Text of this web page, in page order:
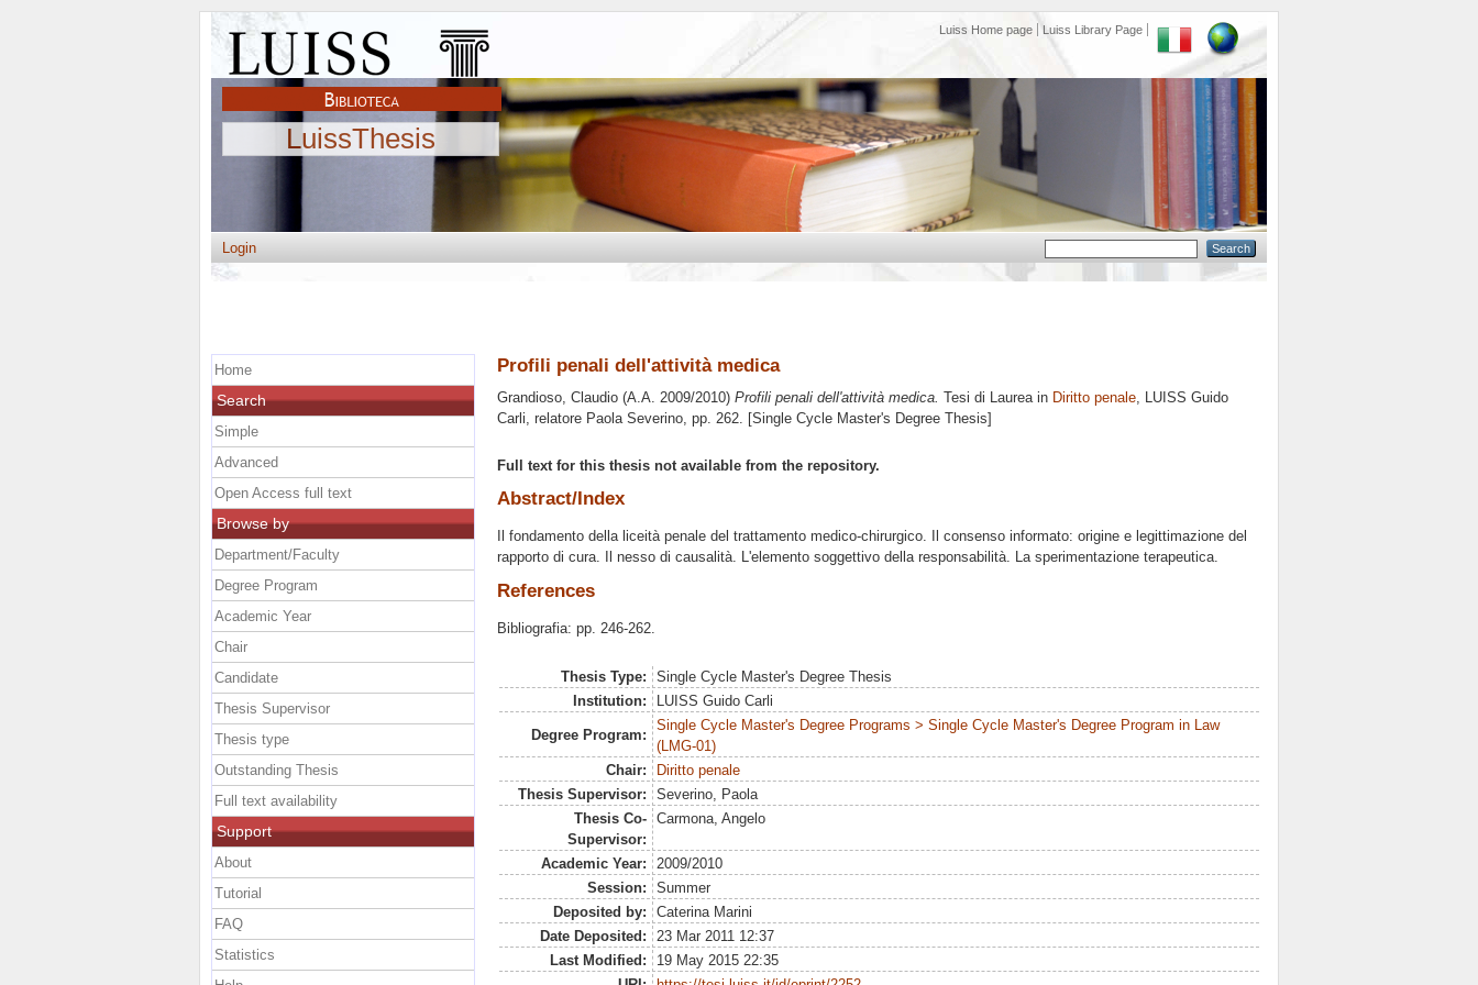
Luiss Home page Luiss Library Page
LuissThesis
Login
Profili penali dell'attività medica
Grandioso, Claudio (A.A. 2009/2010) Profili penali dell'attività medica. Tesi di Laurea in Diritto penale, LUISS Guido
Carli, relatore Paola Severino, pp. 262. [Single Cycle Master's Degree Thesis]
Full text for this thesis not available from the repository.
Abstract/Index
Il fondamento della liceità penale del trattamento medico-chirurgico. Il consenso informato: origine e legittimazione del
rapporto di cura. Il nesso di causalità. L'elemento soggettivo della responsabilità. La sperimentazione terapeutica.
References
Bibliografia: pp. 246-262.
Thesis Type:
Single Cycle Master's Degree Thesis
Institution:
LUISS Guido Carli
Degree Program:
Single Cycle Master's Degree Programs > Single Cycle Master's Degree Program in Law
(LMG-01)
Chair:
Diritto penale
Thesis Supervisor:
Severino, Paola
Thesis Co-
Supervisor:
Carmona, Angelo
Academic Year:
2009/2010
Session:
Summer
Deposited by:
Caterina Marini
Date Deposited:
23 Mar 2011 12:37
Last Modified:
19 May 2015 22:35
Home
Search
Simple
Advanced
Open Access full text
Browse by
Department/Faculty
Degree Program
Academic Year
Chair
Candidate
Thesis Supervisor
Thesis type
Outstanding Thesis
Full text availability
Support
About
Tutorial
FAQ
Statistics